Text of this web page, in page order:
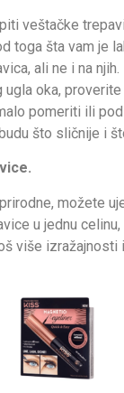
veštačke
toga šta vam je
ali ne i na
oka,
pomeriti ili
što sličnije i
možete
u jednu
više izražajnosti